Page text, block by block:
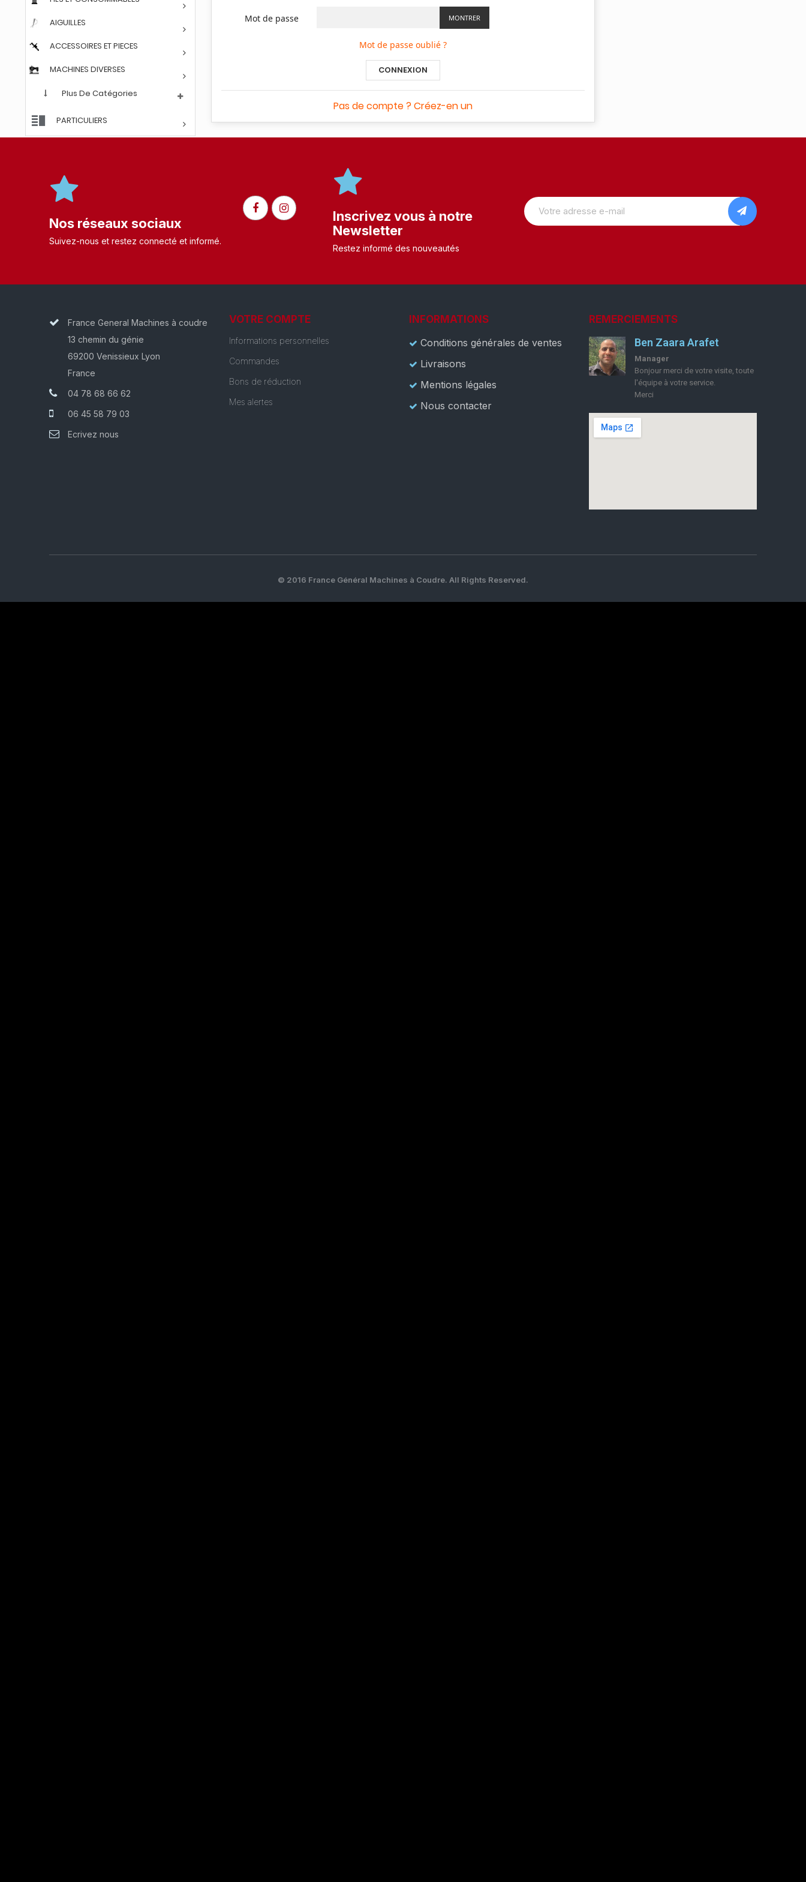
AIGUILLES
ACCESSOIRES ET PIECES
MACHINES DIVERSES
Plus De Catégories
PARTICULIERS
Mot de passe MONTRER
Mot de passe oublié ?
CONNEXION
Pas de compte ? Créez-en un
Nos réseaux sociaux
Suivez-nous et restez connecté et informé.​
Inscrivez vous à notre
Newsletter
Restez informé des nouveautés
France General Machines à coudre
13 chemin du génie
69200 Venissieux Lyon
France
04 78 68 66 62
06 45 58 79 03
Ecrivez nous
VOTRE COMPTE
Informations personnelles
Commandes
Bons de réduction
Mes alertes
INFORMATIONS
Conditions générales de ventes
Livraisons
Mentions légales
Nous contacter
REMERCIEMENTS
Ben Zaara Arafet
Manager
Bonjour merci de votre visite, toute
l'équipe à votre service.
Merci
© 2016 France Général Machines à Coudre. All Rights Reserved.